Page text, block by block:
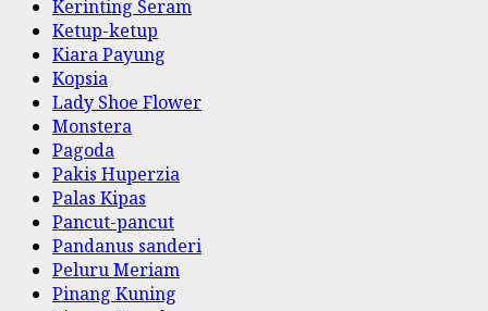
Kerinting Seram
Ketup-ketup
Kiara Payung
Kopsia
Lady Shoe Flower
Monstera
Pagoda
Pakis Huperzia
Palas Kipas
Pancut-pancut
Pandanus sanderi
Peluru Meriam
Pinang Kuning